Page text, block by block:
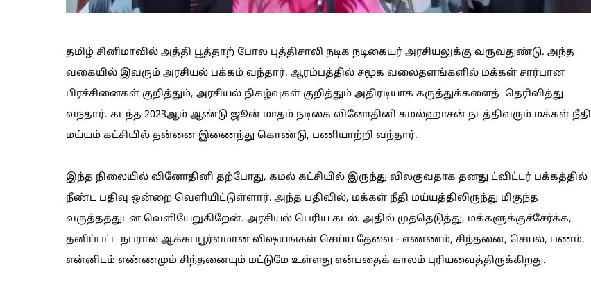
தமிழ் சினிமாவில் அத்தி பூத்தாற் போல புத்திசாலி நடிக நடிகையர் அரசியலுக்கு வருவதுண்டு. அந்த
வகையில் இவரும் அரசியல் பக்கம் வந்தார். ஆரம்பத்தில் சமூக வலைதளங்களில் மக்கள் சார்பான
பிரச்சினைகள் குறித்தும், அரசியல் நிகழ்வுகள் குறித்தும் அதிரடியாக கருத்துக்களைத் தெரிவித்து
வந்தார். கடந்த 2023ஆம் ஆண்டு ஜூன் மாதம் நடிகை வினோதினி கமல்ஹாசன் நடத்திவரும் மக்கள் நீதி
மய்யம் கட்சியில் தன்னை இணைந்து கொண்டு, பணியாற்றி வந்தார்.
இந்த நிலையில் வினோதினி தற்போது, கமல் கட்சியில் இருந்து விலகுவதாக தனது ட்விட்டர் பக்கத்தில்
நீண்ட பதிவு ஒன்றை வெளியிட்டுள்ளார். அந்த பதிவில், மக்கள் நீதி மய்யத்திலிருந்து மிகுந்த
வருத்தத்துடன் வெளியேறுகிறேன். அரசியல் பெரிய கடல். அதில் முத்தெடுத்து, மக்களுக்குச்சேர்க்க,
தனிப்பட்ட நபரால் ஆக்கப்பூர்வமான விஷயங்கள் செய்ய தேவை - எண்ணம், சிந்தனை, செயல், பணம்.
என்னிடம் எண்ணமும் சிந்தனையும் மட்டுமே உள்ளது என்பதைக் காலம் புரியவைத்திருக்கிறது.